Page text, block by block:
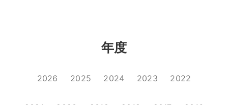
年度
2026 2025 2024 2023 2022